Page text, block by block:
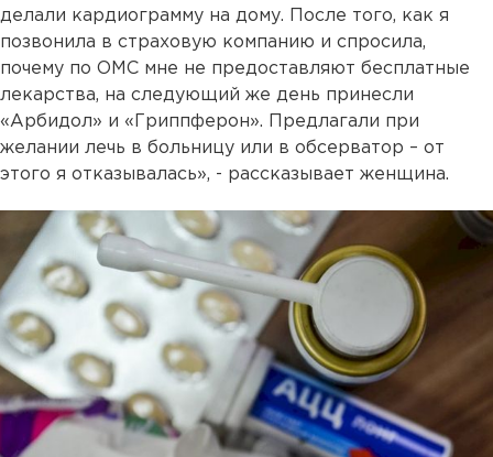
делали кардиограмму на дому. После того, как я
позвонила в страховую компанию и спросила,
почему по ОМС мне не предоставляют бесплатные
лекарства, на следующий же день принесли
«Арбидол» и «Гриппферон». Предлагали при
желании лечь в больницу или в обсерватор – от
этого я отказывалась», - рассказывает женщина.